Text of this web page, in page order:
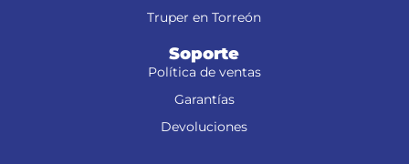
Truper en Torreón
Soporte
Política de ventas
Garantías
Devoluciones